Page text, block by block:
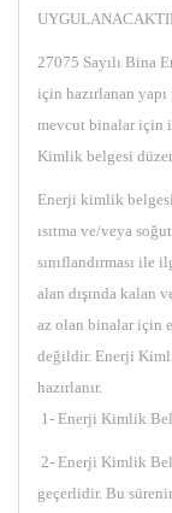
27075 Sayılı Bina
için hazırlanan
mevcut binalar için
Kimlik belgesi
Enerji kimlik
ısıtma ve/veya
sınıflandırması
alan dışında kalan
az olan binalar için
değildir. Enerji
hazırlanır.
1- Enerji Kimlik
2- Enerji Kimlik
geçerlidir. Bu